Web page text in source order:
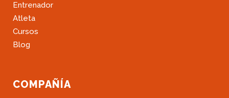
Entrenador
Atleta
Cursos
Blog
COMPAÑÍA